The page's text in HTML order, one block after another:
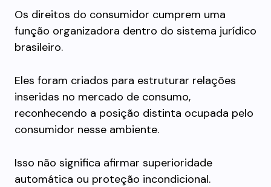
Os direitos do consumidor cumprem uma
função organizadora dentro do sistema jurídico
brasileiro.
Eles foram criados para estruturar relações
inseridas no mercado de consumo,
reconhecendo a posição distinta ocupada pelo
consumidor nesse ambiente.
Isso não significa afirmar superioridade
automática ou proteção incondicional.